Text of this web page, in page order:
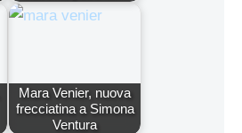
Mara Venier, nuova
frecciatina a Simona
Ventura